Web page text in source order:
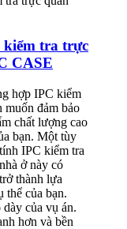
kiểm tra trực
CASE
hợp IPC kiểm
muốn đảm bảo
chất lượng cao
bạn. Một tùy
IPC kiểm tra
ở này có
thành lựa
thể của bạn.
của vụ án.
hơn và bền